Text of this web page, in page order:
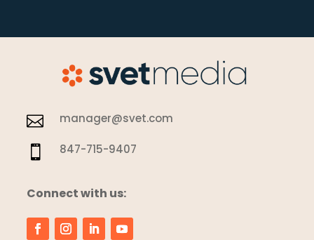
 manager@svet.com
 847-715-9407
Connect with us: